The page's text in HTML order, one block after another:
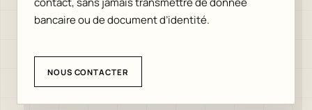
bancaire ou de document d’identité.
NOUS CONTACTER